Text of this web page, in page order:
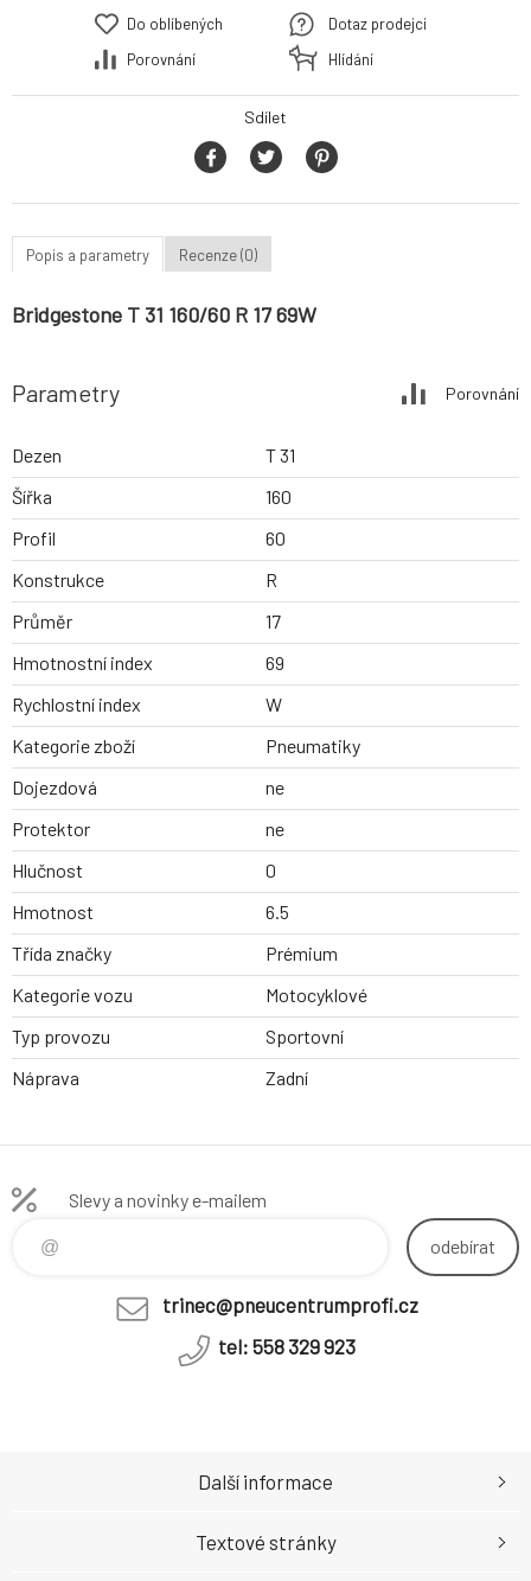
Do oblíbených
Porovnání
Dotaz prodejci
Hlídání
Sdílet
Popis a parametry Recenze (0)
Bridgestone T 31 160/60 R 17 69W
Parametry Porovnání
Dezen
T 31
Šířka
160
Profil
60
Konstrukce
R
Průměr
17
Hmotnostní index
69
Rychlostní index
W
Kategorie zboží
Pneumatiky
Dojezdová
ne
Protektor
ne
Hlučnost
0
Hmotnost
6.5
Třída značky
Prémium
Kategorie vozu
Motocyklové
Typ provozu
Sportovní
Náprava
Zadní
Slevy a novinky e-mailem
odebírat
trinec@pneucentrumprofi.cz
tel: 558 329 923
Další informace
Textové stránky